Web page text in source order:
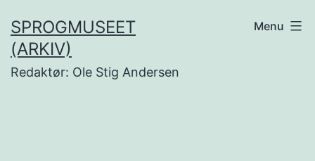
til
indhold
SPROGMUSEET
(ARKIV)
Redaktør: Ole Stig Andersen
Menu